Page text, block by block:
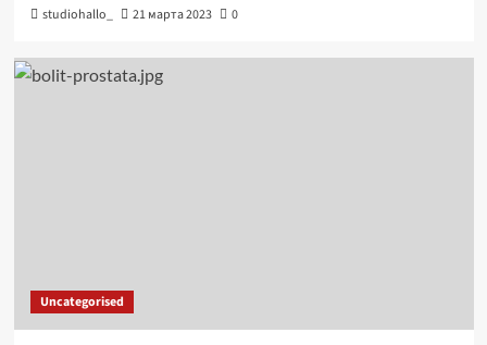
studiohallo_ 21 марта 2023 0
Uncategorised